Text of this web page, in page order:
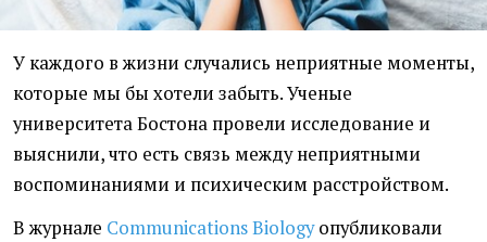
У каждого в жизни случались неприятные моменты,
которые мы бы хотели забыть. Ученые
университета Бостона провели исследование и
выяснили, что есть связь между неприятными
воспоминаниями и психическим расстройством.
В журнале Communications Biologyопубликовали